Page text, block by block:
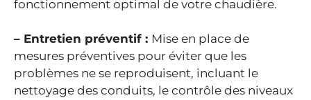
fonctionnement optimal de votre chaudière.
– Entretien préventif : Mise en place de
mesures préventives pour éviter que les
problèmes ne se reproduisent, incluant le
nettoyage des conduits, le contrôle des niveaux